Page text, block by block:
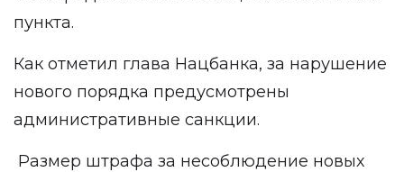
пункта.
Как отметил глава Нацбанка, за нарушение
нового порядка предусмотрены
административные санкции.
Размер штрафа за несоблюдение новых